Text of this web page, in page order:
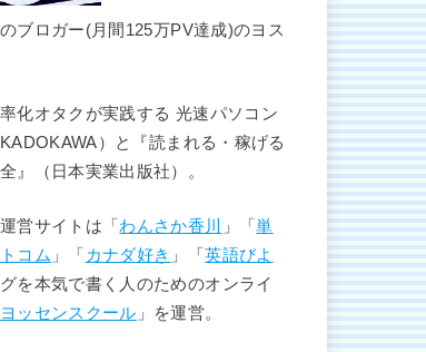
ブロガー(月間125万PV達成)のヨス
化オタクが実践する 光速パソコン
）と『読まれる・稼げる
』（日本実業出版社）。
営サイトは「わんさか香川 」「単
コム 」「 カナダ好き 」「英語びよ
を本気で書く人のためのオンライ
ヨッセンスクール 」を運営。